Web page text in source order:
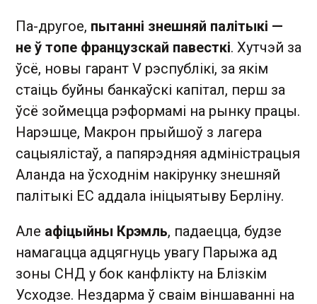
Па-другое, пытанні знешняй палітыкі —
не ў топе французскай павесткі. Хутчэй за
ўсё, новы гарант V рэспублікі, за якім
стаіць буйны банкаўскі капітал, перш за
ўсё зоймецца рэформамі на рынку працы.
Нарэшце, Макрон прыйшоў з лагера
сацыялістаў, а папярэдняя адміністрацыя
Аланда на ўсходнім накірунку знешняй
палітыкі ЕС аддала ініцыятыву Берліну.
Але афіцыйны Крэмль, падаецца, будзе
намагацца адцягнуць увагу Парыжа ад
зоны СНД у бок канфлікту на Блізкім
Усходзе. Нездарма ў сваім віншаванні на